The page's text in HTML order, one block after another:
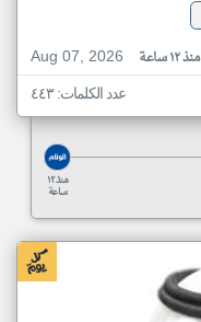
Aug 07, 2026
منذ ١٢ ساعة
عدد الكلمات: ٤٤٣
منذ ١٢
ساعة